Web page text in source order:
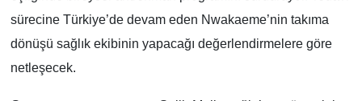
sürecine Türkiye’de devam eden Nwakaeme’nin takıma
dönüşü sağlık ekibinin yapacağı değerlendirmelere göre
netleşecek.